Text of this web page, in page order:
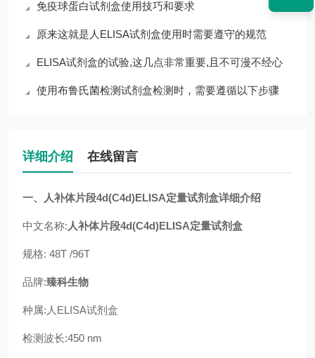
免疫球蛋白试剂盒使用技巧和要求
原来这就是人ELISA试剂盒使用时需要遵守的规范
ELISA试剂盒的试验,这几点非常重要,且不可漫不经心
使用布鲁氏菌检测试剂盒检测时，需要遵循以下步骤
详细介绍 在线留言
一、人补体片段4d(C4d)ELISA定量试剂盒详细介绍
中文名称: 人补体片段4d(C4d)ELISA定量试剂盒
规格: 48T /96T
品牌:臻科生物
种属:人ELISA试剂盒
检测波长:450 nm